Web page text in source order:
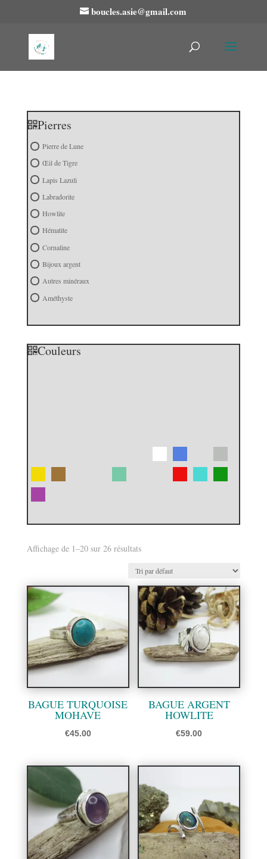
boucles.asie@gmail.com
Pierres
Pierre de Lune
Œil de Tigre
Lapis Lazuli
Labradorite
Howlite
Hématite
Cornaline
Bijoux argent
Autres minéraux
Améthyste
Couleurs
Affichage de 1–20 sur 26 résultats
BAGUE TURQUOISE
MOHAVE
€45.00
BAGUE ARGENT
HOWLITE
€59.00